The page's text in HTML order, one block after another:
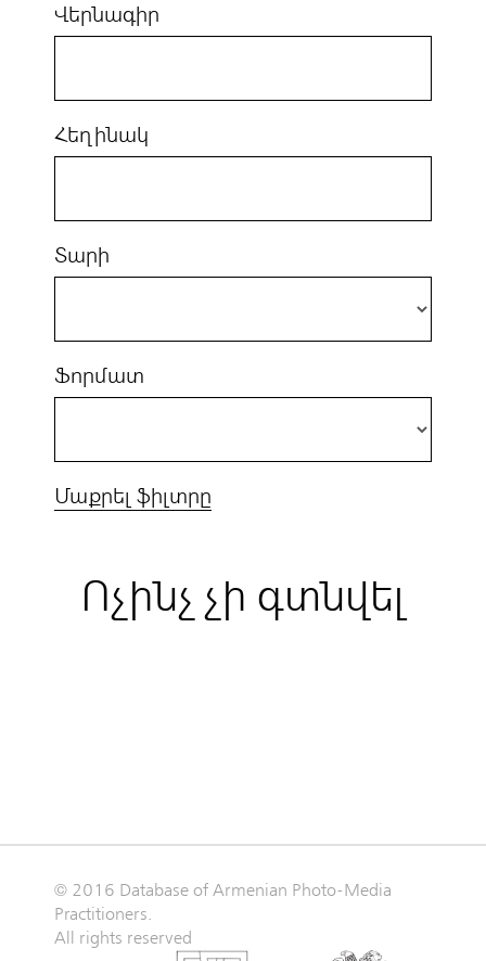
Վերնագիր
Հեղինակ
Տարի
Ֆորմատ
Մաքրել ֆիլտրը
Ոչինչ չի գտնվել
© 2016 Database of Armenian Photo-Media
Practitioners.
All rights reserved